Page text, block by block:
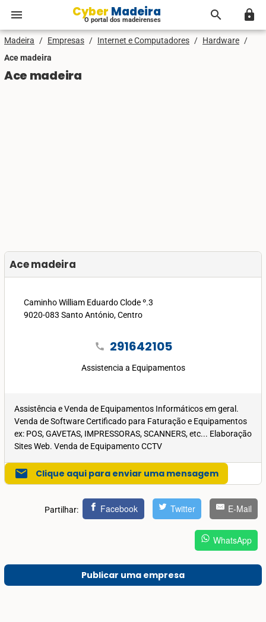
menu Cyber Madeira
O portal dos madeirenses search lock
Madeira / Empresas / Internet e Computadores / Hardware /
Ace madeira
Ace madeira
Ace madeira
Caminho William Eduardo Clode º.3
9020-083 Santo António, Centro
call 291642105
Assistencia a Equipamentos
Assistência e Venda de Equipamentos Informáticos em geral.
Venda de Software Certificado para Faturação e Equipamentos
ex: POS, GAVETAS, IMPRESSORAS, SCANNERS, etc... Elaboração
Sites Web. Venda de Equipamento CCTV
mail Clique aqui para enviar uma mensagem
Partilhar: Facebook Twitter E-Mail
WhatsApp
Publicar uma empresa